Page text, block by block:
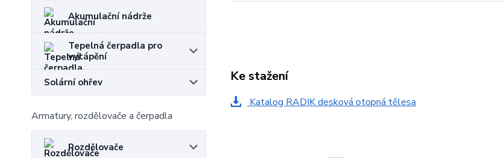
Akumulační nádrže
Tepelná čerpadla pro
vytápění
Solární ohřev
Armatury, rozdělovače a čerpadla
Rozdělovače
Ke stažení
Katalog RADIK desková otopná tělesa